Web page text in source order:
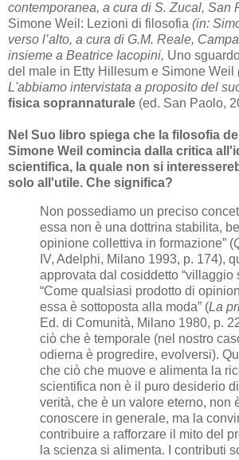
contemporanea, a cura di S. Zucal, San
Simone Weil: Lezioni di filosofia (in:
verso l’alto, a cura di G.M. Reale,
insieme a Beatrice Iacopini, Uno
del male in Etty Hillesum e Simone Weil
L'abbiamo intervistata a proposito del
fisica soprannaturale (ed. San Paolo,
Nel Suo libro spiega che la filosofia
Simone Weil comincia dalla critica
scientifica, la quale non si
solo all'utile. Che significa?
Non possediamo un preciso
essa non è una dottrina stabilita,
opinione collettiva in formazione” (
IV, Adelphi, Milano 1993, p. 174),
approvata dal cosiddetto “villaggio
“Come qualsiasi prodotto di
essa è sottoposta alla moda” (La
Ed. di Comunità, Milano 1980, p.
ciò che è temporale (nel nostro
odierna è progredire, evolversi).
che ciò che muove e alimenta la
scientifica non è il puro desiderio
verità, che è un valore eterno, non
conoscere in generale, ma la
contribuire a rafforzare il mito del
la scienza si alimenta. I contributi